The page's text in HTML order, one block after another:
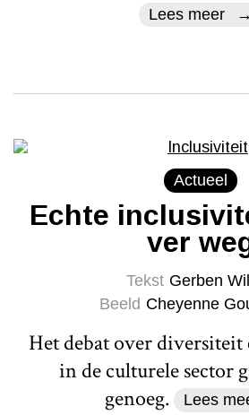
Lees meer
Actueel
Echte
ver
Tekst Gerben
Beeld Cheyenne
Het debat over
in de culturele sector
genoeg.
Lees